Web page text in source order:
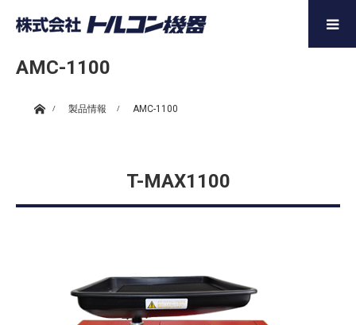
AMC-1100
ホーム製品情報 AMC-1100
T-MAX1100